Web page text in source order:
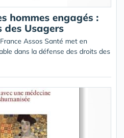
hommes engagés :
des Usagers
Assos Santé met en
dans la défense des droits des